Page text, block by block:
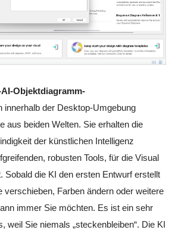
Objektdiagramm-
innerhalb der Desktop-Umgebung
aus beiden Welten. Sie erhalten die
der künstlichen Intelligenz
robusten Tools, für die Visual
Sobald die KI den ersten Entwurf erstellt
verschieben, Farben ändern oder weitere
immer Sie möchten. Es ist ein sehr
weil Sie niemals „steckenbleiben“. Die KI